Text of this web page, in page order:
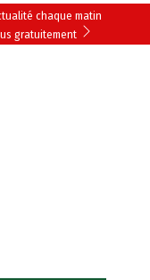
chaque matin
gratuitement